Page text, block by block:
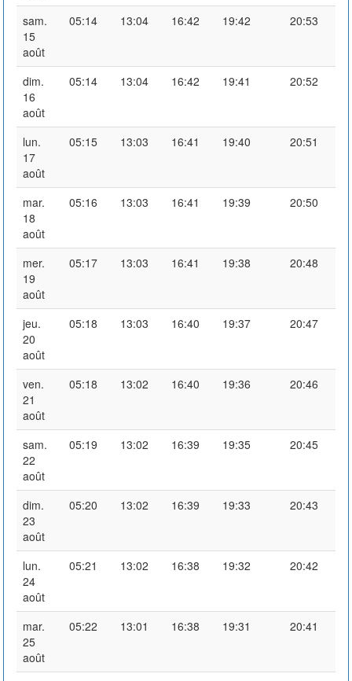
sam.
15
août
05:14 13:04 16:42 19:42 20:53
dim.
16
août
05:14 13:04 16:42 19:41 20:52
lun.
17
août
05:15 13:03 16:41 19:40 20:51
mar.
18
août
05:16 13:03 16:41 19:39 20:50
mer.
19
août
05:17 13:03 16:41 19:38 20:48
jeu.
20
août
05:18 13:03 16:40 19:37 20:47
ven.
21
août
05:18 13:02 16:40 19:36 20:46
sam.
22
août
05:19 13:02 16:39 19:35 20:45
dim.
23
août
05:20 13:02 16:39 19:33 20:43
lun.
24
août
05:21 13:02 16:38 19:32 20:42
mar.
25
août
05:22 13:01 16:38 19:31 20:41